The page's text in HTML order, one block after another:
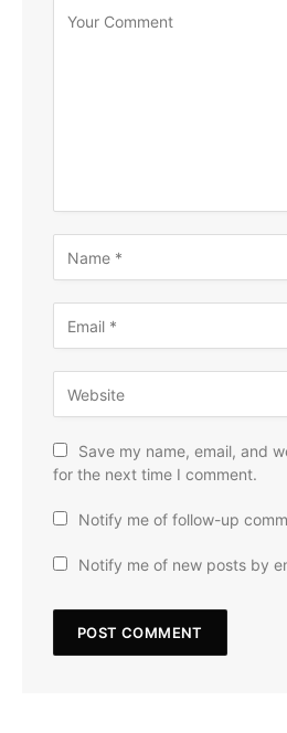
Save my name, email, and
for the next time I comment.
Notify me of follow-up
Notify me of new posts by